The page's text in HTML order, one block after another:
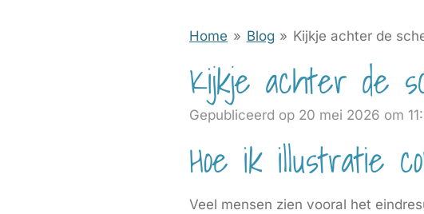
Home » Blog » Kijkje achter de
Kijkje achter de
Gepubliceerd op 20 mei 2026 om
Hoe ik illustratie
Veel mensen zien vooral het